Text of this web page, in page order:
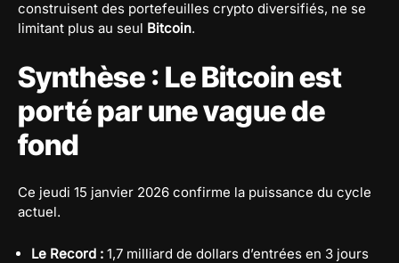
construisent des portefeuilles crypto diversifiés, ne se
limitant plus au seul Bitcoin.
Synthèse : Le Bitcoin est
porté par une vague de
fond
Ce jeudi 15 janvier 2026 confirme la puissance du cycle
actuel.
Le Record : 1,7 milliard de dollars d’entrées en 3 jours